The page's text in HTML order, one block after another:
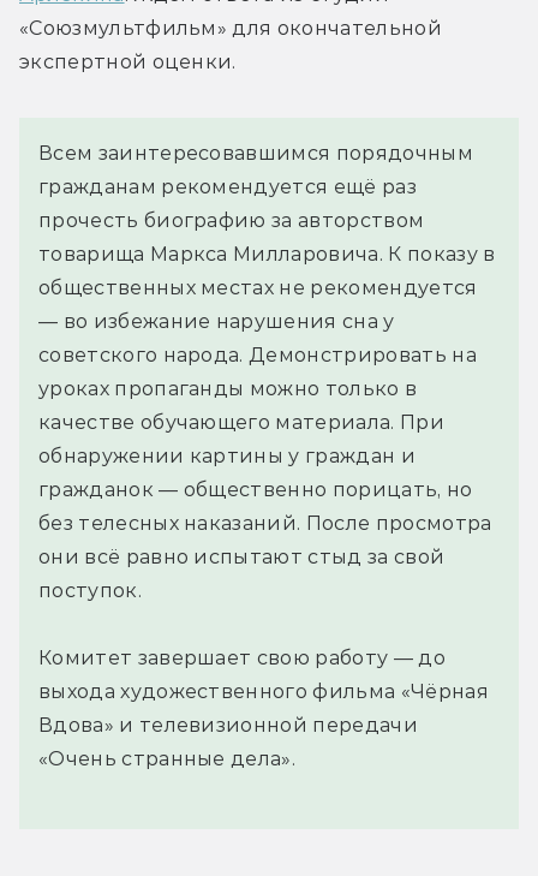
«Союзмультфильм» для окончательной
экспертной оценки.
Всем заинтересовавшимся порядочным
гражданам рекомендуется ещё раз
прочесть биографию за авторством
товарища Маркса Милларовича. К показу в
общественных местах не рекомендуется
— во избежание нарушения сна у
советского народа. Демонстрировать на
уроках пропаганды можно только в
качестве обучающего материала. При
обнаружении картины у граждан и
гражданок — общественно порицать, но
без телесных наказаний. После просмотра
они всё равно испытают стыд за свой
поступок.
Комитет завершает свою работу — до
выхода художественного фильма «Чёрная
Вдова» и телевизионной передачи
«Очень странные дела».